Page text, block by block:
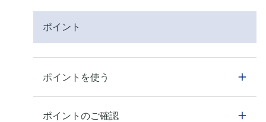
ポイント
ポイントを使う
ポイントのご確認